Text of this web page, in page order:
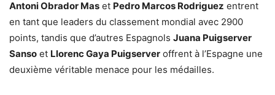
Antoni Obrador Mas et Pedro Marcos Rodriguez entrent
en tant que leaders du classement mondial avec 2900
points, tandis que d’autres Espagnols Juana Puigserver
Sanso et Llorenc Gaya Puigserver offrent à l’Espagne une
deuxième véritable menace pour les médailles.